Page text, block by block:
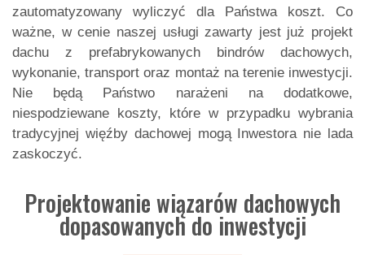
zautomatyzowany wyliczyć dla Państwa koszt. Co
ważne, w cenie naszej usługi zawarty jest już projekt
dachu z prefabrykowanych bindrów dachowych,
wykonanie, transport oraz montaż na terenie inwestycji.
Nie będą Państwo narażeni na dodatkowe,
niespodziewane koszty, które w przypadku wybrania
tradycyjnej więźby dachowej mogą Inwestora nie lada
zaskoczyć.
Projektowanie wiązarów dachowych
dopasowanych do inwestycji